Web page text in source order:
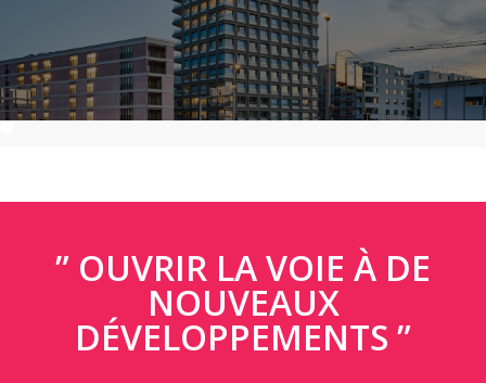
OUVRIR LA VOIE À DE
NOUVEAUX
DÉVELOPPEMENTS